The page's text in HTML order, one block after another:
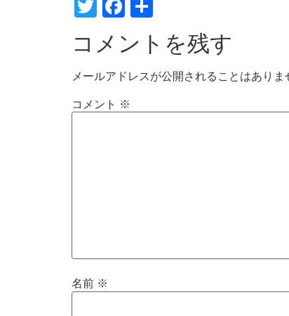
有
コメントを残す
メールアドレスが公開されることはありま
コメント ※
名前 ※